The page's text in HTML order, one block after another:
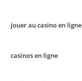
jouer au casino en ligne
casinos en ligne